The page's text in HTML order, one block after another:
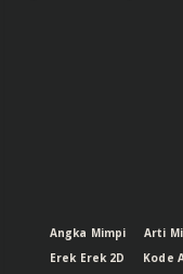
Angka Mimpi Arti
Erek Erek 2D
Kode